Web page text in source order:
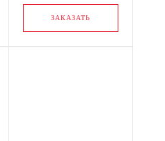
ЗАКАЗАТЬ